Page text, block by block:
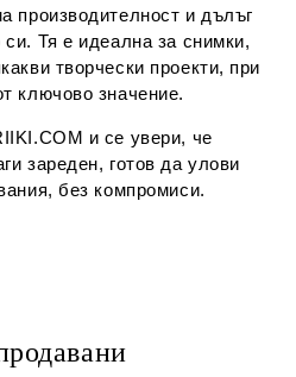
производителност и дълъг
Тя е идеална за снимки,
творчески проекти, при
ключово значение.
и се увери, че
зареден, готов да улови
без компромиси.